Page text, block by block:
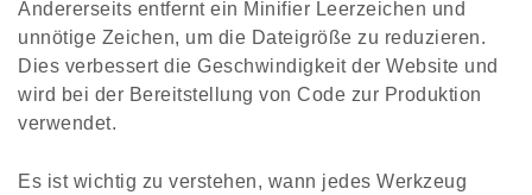
Andererseits entfernt ein Minifier Leerzeichen und
unnötige Zeichen, um die Dateigröße zu reduzieren.
Dies verbessert die Geschwindigkeit der Website und
wird bei der Bereitstellung von Code zur Produktion
verwendet.
Es ist wichtig zu verstehen, wann jedes Werkzeug